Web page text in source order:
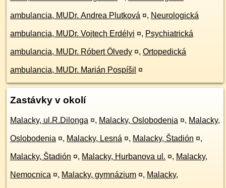
ambulancia, MUDr. Andrea Plutková ¤, Neurologická
ambulancia, MUDr. Vojtech Erdélyi ¤, Psychiatrická
ambulancia, MUDr. Róbert Ölvedy ¤, Ortopedická
ambulancia, MUDr. Marián Pospíšil ¤
Zastávky v okolí
Malacky, ul.R.Dilonga ¤, Malacky, Oslobodenia ¤, Malacky,
Oslobodenia ¤, Malacky, Lesná ¤, Malacky, Štadión ¤,
Malacky, Štadión ¤, Malacky, Hurbanova ul. ¤, Malacky,
Nemocnica ¤, Malacky, gymnázium ¤, Malacky,